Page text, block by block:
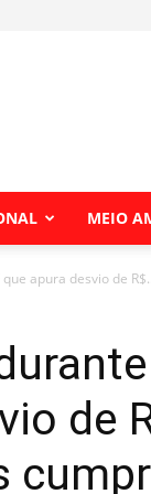
MEIO
apura desvio de
de